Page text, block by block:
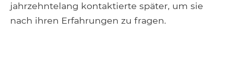
jahrzehntelang kontaktierte später, um sie
nach ihren Erfahrungen zu fragen.